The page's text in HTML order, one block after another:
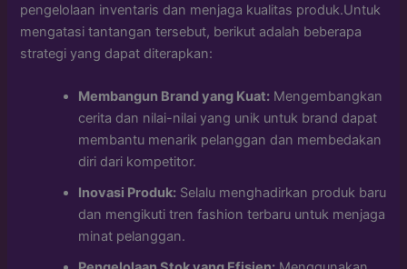
pengelolaan inventaris dan menjaga kualitas produk.Untuk
mengatasi tantangan tersebut, berikut adalah beberapa
strategi yang dapat diterapkan:
Membangun Brand yang Kuat: Mengembangkan
cerita dan nilai-nilai yang unik untuk brand dapat
membantu menarik pelanggan dan membedakan
diri dari kompetitor.
Inovasi Produk: Selalu menghadirkan produk baru
dan mengikuti tren fashion terbaru untuk menjaga
minat pelanggan.